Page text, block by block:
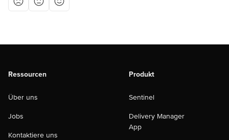
Ressourcen
Über uns
Jobs
Kontaktiere uns
Produkt
Sentinel
Delivery Manager
App